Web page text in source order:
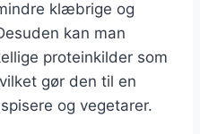
klæbrige og
kan man
proteinkilder som
gør den til en
og vegetarer.